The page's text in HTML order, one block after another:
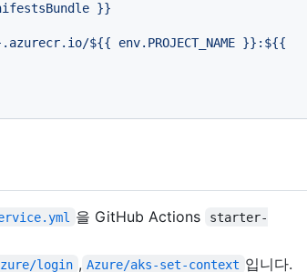
}}
을 GitHub Actions
starter-
login , Azure/aks-set-context 입니다.